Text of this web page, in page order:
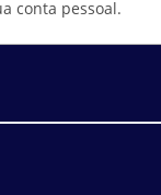
conta pessoal.